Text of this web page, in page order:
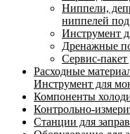
Ниппели,
ниппелей
Инструмент
Дренажные
Сервис-
Расходные
Инструмент для
Компоненты
Контрольно-
Станции для